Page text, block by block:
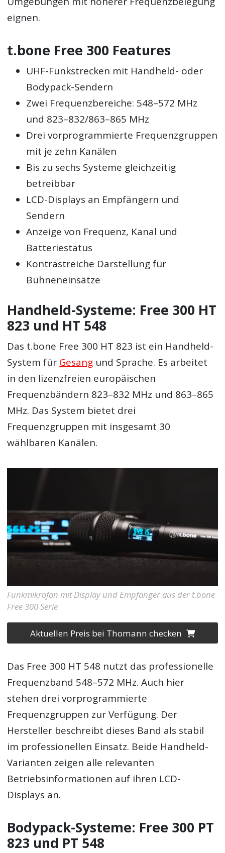
eignen.
t.bone Free 300 Features
UHF-Funkstrecken mit Handheld- oder
Bodypack-Sendern
Zwei Frequenzbereiche: 548–572 MHz
und 823–832/863–865 MHz
Drei vorprogrammierte Frequenzgruppen
mit je zehn Kanälen
Bis zu sechs Systeme gleichzeitig
betreibbar
LCD-Displays an Empfängern und
Sendern
Anzeige von Frequenz, Kanal und
Batteriestatus
Kontrastreiche Darstellung für
Bühneneinsätze
Handheld-Systeme: Free 300 HT
823 und HT 548
Das t.bone Free 300 HT 823 ist ein Handheld-
System für Gesang und Sprache. Es arbeitet
in den lizenzfreien europäischen
Frequenzbändern 823–832 MHz und 863–865
MHz. Das System bietet drei
Frequenzgruppen mit insgesamt 30
wählbaren Kanälen.
Funkmikrofon mit Display und Empfänger aus der t.bone
Free 300 Serie
Aktuellen Preis bei Thomann checken
Das Free 300 HT 548 nutzt das professionelle
Frequenzband 548–572 MHz. Auch hier
stehen drei vorprogrammierte
Frequenzgruppen zur Verfügung. Der
Hersteller beschreibt dieses Band als stabil
im professionellen Einsatz. Beide Handheld-
Varianten zeigen alle relevanten
Betriebsinformationen auf ihren LCD-
Displays an.
Bodypack-Systeme: Free 300 PT
823 und PT 548